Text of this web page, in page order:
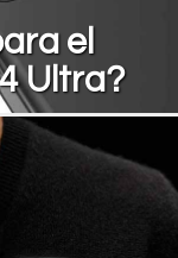
el
Ultra?